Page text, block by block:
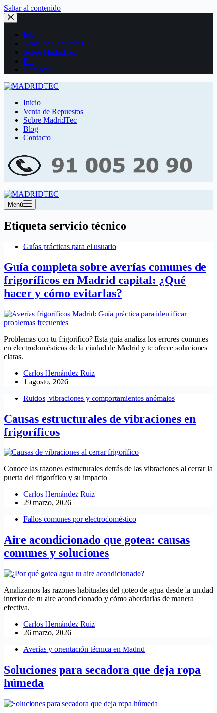
Saltar al contenido
Inicio
Venta de Repuestos
Sobre MadridTec
Blog
Contacto
Inicio
Venta de Repuestos
Sobre MadridTec
Blog
Contacto
Menú
Etiqueta servicio técnico
Guías prácticas para el usuario
Guía completa sobre averías comunes de
frigoríficos en Madrid capital: ¿Qué
hacer y cómo evitarlas?
Problemas con tu frigorífico? Esta guía analiza los errores comunes
en electrodomésticos de la ciudad de Madrid y te ofrece soluciones
claras.
Carlos Hernández Ruiz
1 agosto, 2026
Ruidos, vibraciones y comportamientos anómalos
Causas estructurales de vibraciones en
frigoríficos
Conoce las razones estructurales detrás de las vibraciones al cerrar la
puerta del frigorífico y su impacto.
Carlos Hernández Ruiz
29 marzo, 2026
Fallos comunes por electrodoméstico
Aire acondicionado que gotea: causas
comunes y soluciones
Analizamos las razones habituales del goteo de agua desde la unidad
interior de tu aire acondicionado y cómo abordarlas de manera
efectiva.
Carlos Hernández Ruiz
26 marzo, 2026
Averías y orientación técnica en Madrid
Soluciones para secadora que deja ropa
húmeda